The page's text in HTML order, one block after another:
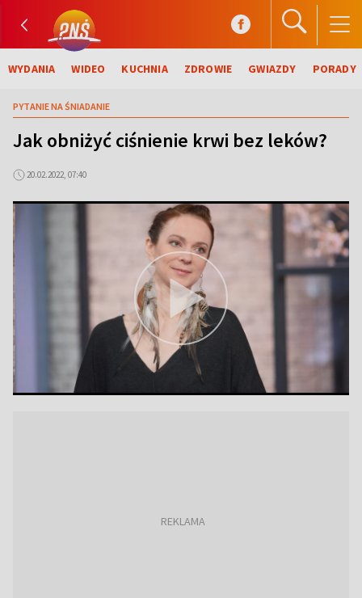
WYDANIA WIDEO KUCHNIA ZDROWIE GWIAZDY PORADY
PYTANIE NA ŚNIADANIE
Jak obniżyć ciśnienie krwi bez leków?
20.02.2022, 07:40